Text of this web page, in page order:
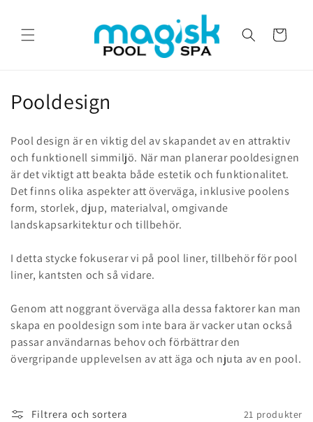
innehåll
Varukorg
P
o
d
u
k
t
e
r
Pooldesign
Pool design är en viktig del av skapandet av en attraktiv
och funktionell simmiljö. När man planerar pooldesignen
är det viktigt att beakta både estetik och funktionalitet.
Det finns olika aspekter att överväga, inklusive poolens
form, storlek, djup, materialval, omgivande
landskapsarkitektur och tillbehör.
I detta stycke fokuserar vi på pool liner, tillbehör för pool
liner, kantsten och så vidare.
Genom att noggrant överväga alla dessa faktorer kan man
skapa en pooldesign som inte bara är vacker utan också
passar användarnas behov och förbättrar den
övergripande upplevelsen av att äga och njuta av en pool.
Filtrera och sortera 21 produkter